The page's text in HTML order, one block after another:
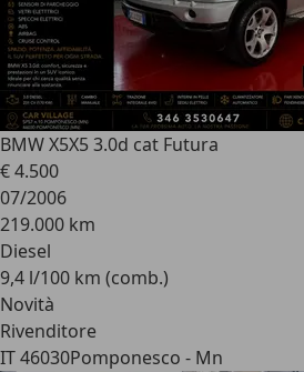
BMW X5X5 3.0d cat Futura
€ 4.500
07/2006
219.000 km
Diesel
9,4 l/100 km (comb.)
Novità
Rivenditore
IT 46030Pomponesco - Mn